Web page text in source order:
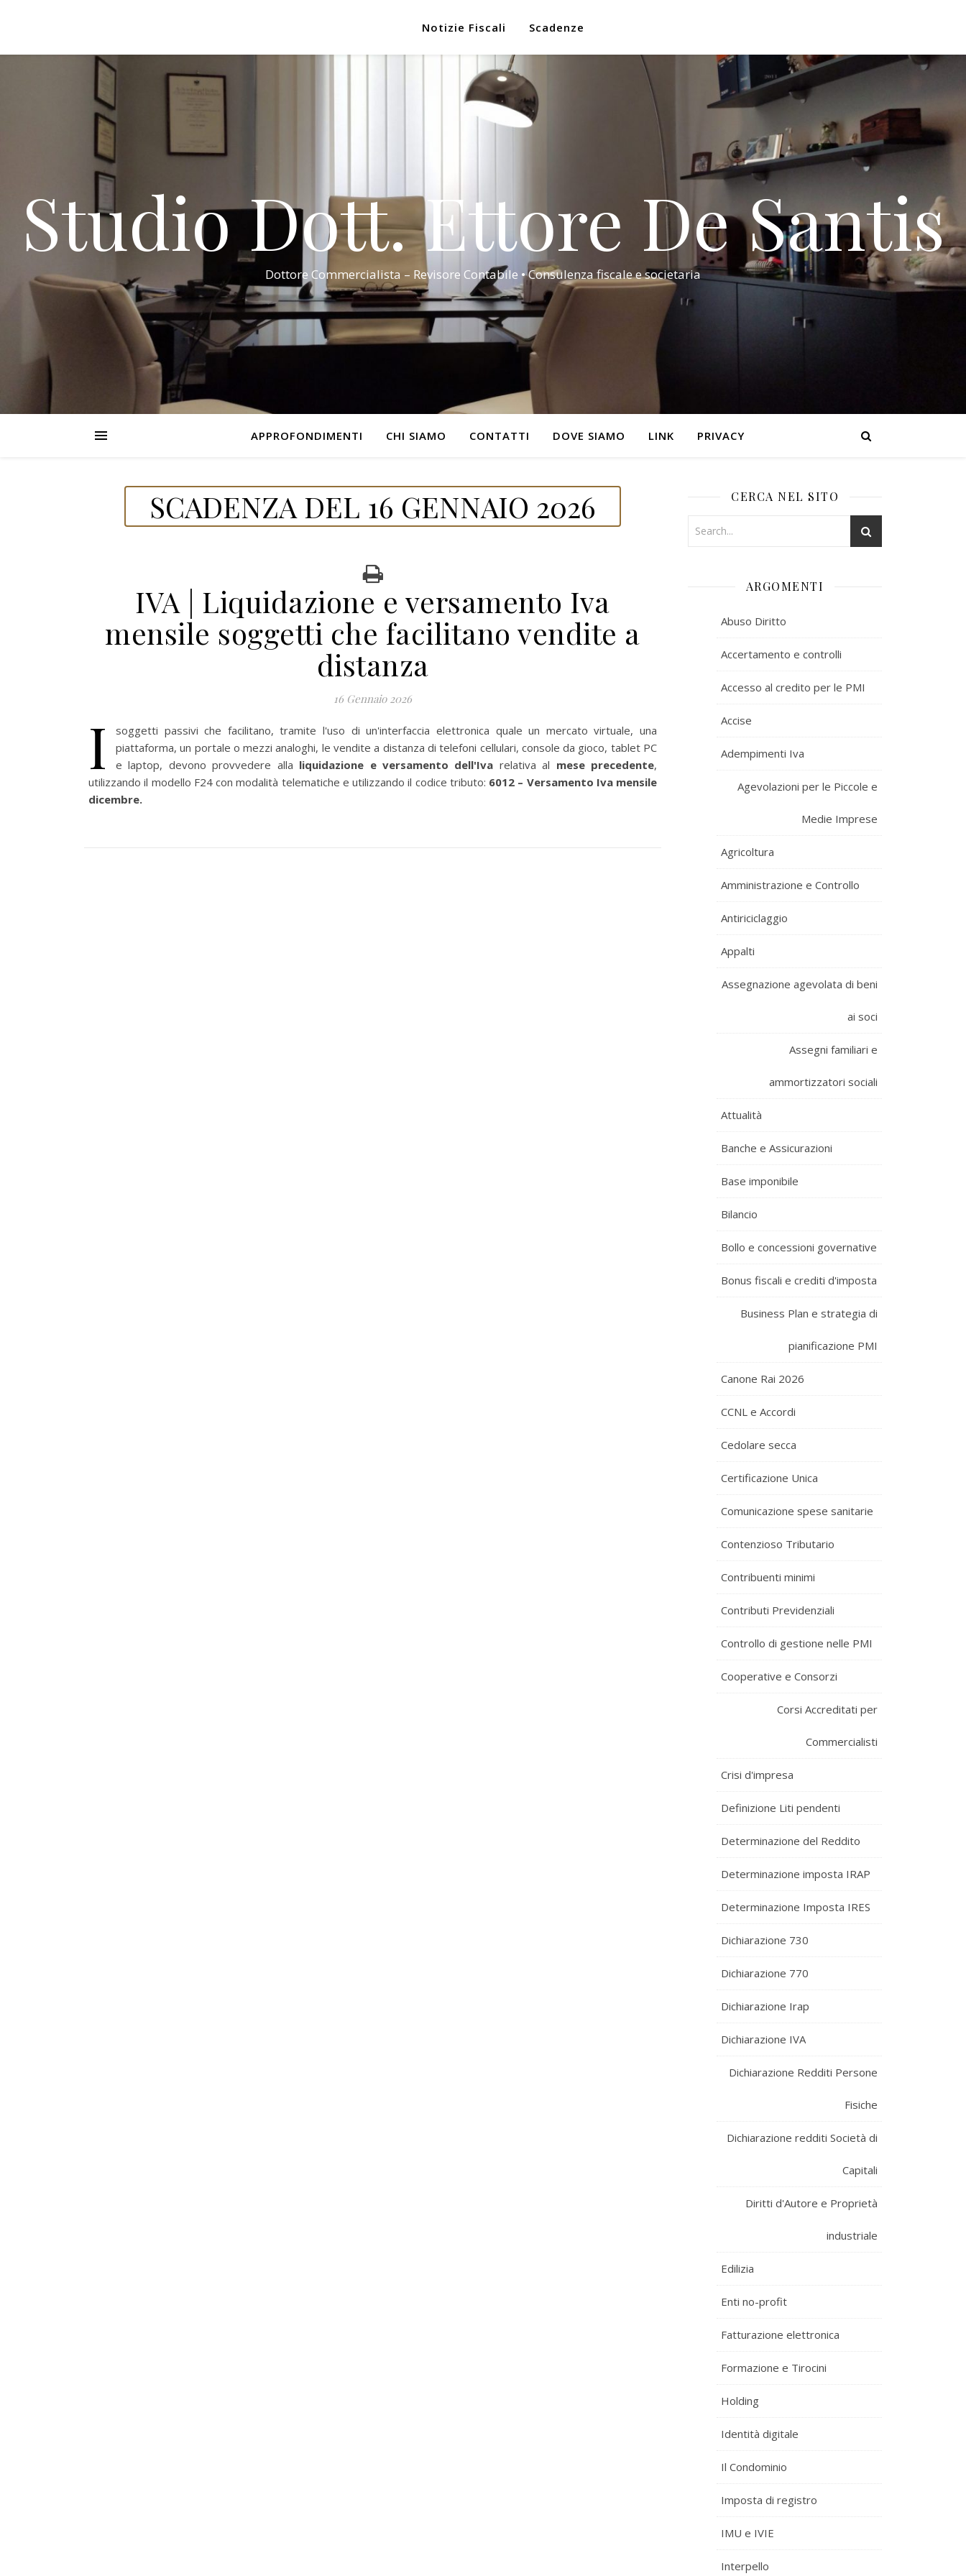
Notizie Fiscali Scadenze
Studio Dott. Ettore De Santis
Dottore Commercialista – Revisore Contabile • Consulenza fiscale e societaria
APPROFONDIMENTI CHI SIAMO CONTATTI DOVE SIAMO LINK PRIVACY
SCADENZA DEL 16 GENNAIO 2026
IVA | Liquidazione e versamento Iva
mensile soggetti che facilitano vendite a
distanza
16 Gennaio 2026
I
soggetti passivi che facilitano, tramite l'uso di un'interfaccia elettronica quale un mercato virtuale, una
piattaforma, un portale o mezzi analoghi, le vendite a distanza di telefoni cellulari, console da gioco, tablet PC
e laptop, devono provvedere alla liquidazione e versamento dell'Iva relativa al mese precedente,
utilizzando il modello F24 con modalità telematiche e utilizzando il codice tributo: 6012 – Versamento Iva mensile
dicembre.
CERCA NEL SITO
ARGOMENTI
Abuso Diritto
Accertamento e controlli
Accesso al credito per le PMI
Accise
Adempimenti Iva
Agevolazioni per le Piccole e
Medie Imprese
Agricoltura
Amministrazione e Controllo
Antiriciclaggio
Appalti
Assegnazione agevolata di beni
ai soci
Assegni familiari e
ammortizzatori sociali
Attualità
Banche e Assicurazioni
Base imponibile
Bilancio
Bollo e concessioni governative
Bonus fiscali e crediti d'imposta
Business Plan e strategia di
pianificazione PMI
Canone Rai 2026
CCNL e Accordi
Cedolare secca
Certificazione Unica
Comunicazione spese sanitarie
Contenzioso Tributario
Contribuenti minimi
Contributi Previdenziali
Controllo di gestione nelle PMI
Cooperative e Consorzi
Corsi Accreditati per
Commercialisti
Crisi d'impresa
Definizione Liti pendenti
Determinazione del Reddito
Determinazione imposta IRAP
Determinazione Imposta IRES
Dichiarazione 730
Dichiarazione 770
Dichiarazione Irap
Dichiarazione IVA
Dichiarazione Redditi Persone
Fisiche
Dichiarazione redditi Società di
Capitali
Diritti d'Autore e Proprietà
industriale
Edilizia
Enti no-profit
Fatturazione elettronica
Formazione e Tirocini
Holding
Identità digitale
Il Condominio
Imposta di registro
IMU e IVIE
Interpello